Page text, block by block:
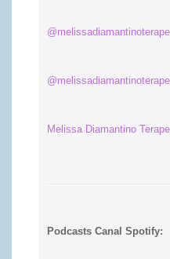
Melissa Diamantino
Podcasts Canal Spotify: